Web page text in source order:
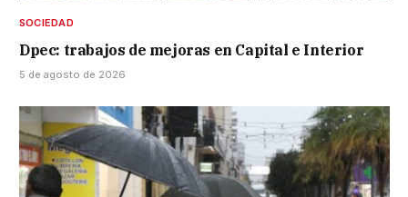
SOCIEDAD
Dpec: trabajos de mejoras en Capital e Interior
5 de agosto de 2026